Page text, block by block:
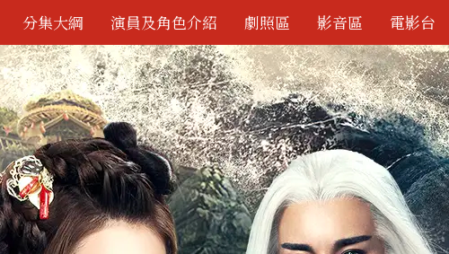
分集大綱 演員及角色介紹 劇照區 影音區 電影台